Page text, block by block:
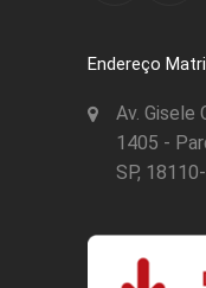
Endereço
Av. Gisele
1405 -
SP,